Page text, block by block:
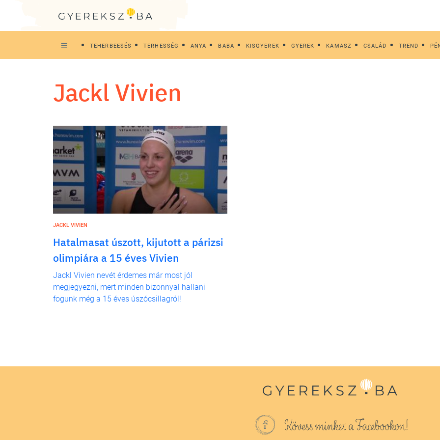
TEHERBEESÉS TERHESSÉG ANYA BABA KISGYEREK GYEREK KAMASZ CSALÁD TREND
Jackl Vivien
JACKL VIVIEN
Hatalmasat úszott, kijutott a párizsi
olimpiára a 15 éves Vivien
Jackl Vivien nevét érdemes már most jól
megjegyezni, mert minden bizonnyal hallani
fogunk még a 15 éves úszócsillagról!
Kövess minket a Facebookon!